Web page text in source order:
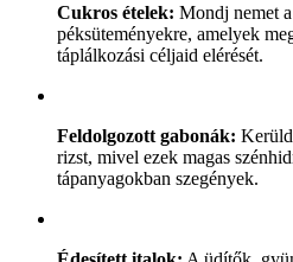
Cukros ételek: Mondj nemet
péksüteményekre, amelyek
táplálkozási céljaid elérését.
Feldolgozott gabonák: Kerüld
rizst, mivel ezek magas
tápanyagokban szegények.